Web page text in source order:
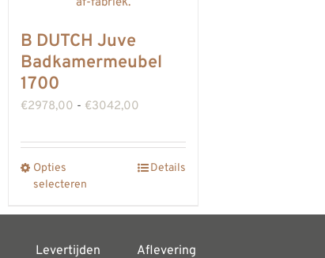
B DUTCH Juve
Badkamermeubel
1700
€2978,00 - €3042,00
tot
€3042,00
Opties
selecteren
heeft
meerdere
Details
Levertijden Aflevering